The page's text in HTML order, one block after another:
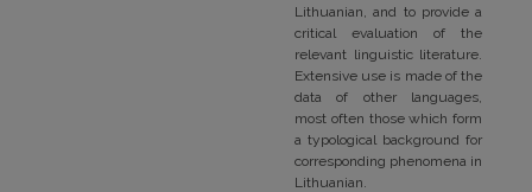
Lithuanian, and to provide a
critical evaluation of the
relevant linguistic literature.
Extensive use is made of the
data of other languages,
most often those which form
a typological background for
corresponding phenomena in
Lithuanian.